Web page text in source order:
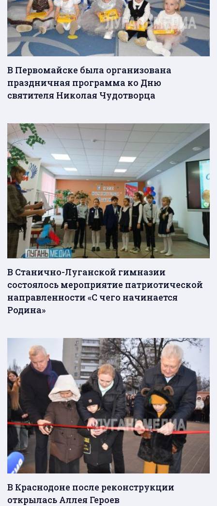
В Первомайске была организована
праздничная программа ко Дню
святителя Николая Чудотворца
В Станично-Луганской гимназии
состоялось мероприятие патриотической
направленности «С чего начинается
Родина»
В Краснодоне после реконструкции
открылась Аллея Героев